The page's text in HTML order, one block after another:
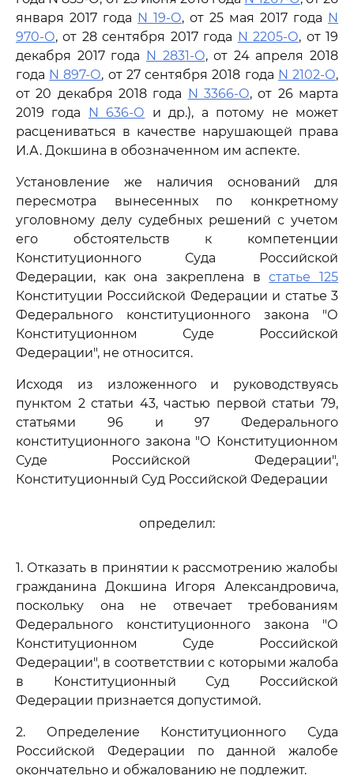
января 2017 года N 19-О, от 25 мая 2017 года N
970-О, от 28 сентября 2017 года N 2205-О, от 19
декабря 2017 года N 2831-О, от 24 апреля 2018
года N 897-О, от 27 сентября 2018 года N 2102-О,
от 20 декабря 2018 года N 3366-О, от 26 марта
2019 года N 636-О и др.), а потому не может
расцениваться в качестве нарушающей права
И.А. Докшина в обозначенном им аспекте.
Установление же наличия оснований для
пересмотра вынесенных по конкретному
уголовному делу судебных решений с учетом
его обстоятельств к компетенции
Конституционного Суда Российской
Федерации, как она закреплена встатье 125
Конституции Российской Федерации и статье 3
Федерального конституционного закона "О
Конституционном Суде Российской
Федерации", не относится.
Исходя из изложенного и руководствуясь
пунктом 2 статьи 43, частью первой статьи 79,
статьями 96 и 97 Федерального
конституционного закона "О Конституционном
Суде Российской Федерации",
Конституционный Суд Российской Федерации
определил:
1. Отказать в принятии к рассмотрению жалобы
гражданина Докшина Игоря Александровича,
поскольку она не отвечает требованиям
Федерального конституционного закона "О
Конституционном Суде Российской
Федерации", в соответствии с которыми жалоба
в Конституционный Суд Российской
Федерации признается допустимой.
2. Определение Конституционного Суда
Российской Федерации по данной жалобе
окончательно и обжалованию не подлежит.